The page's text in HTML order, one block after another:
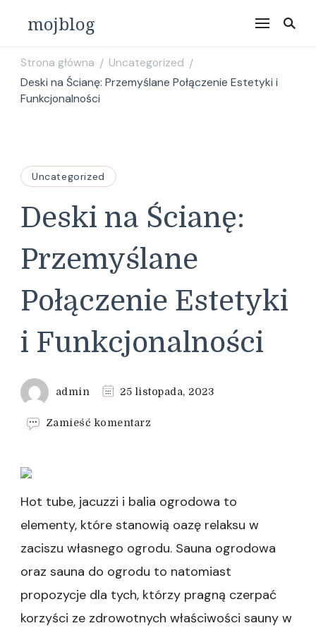
mojblog
Strona główna / Uncategorized /
Deski na Ścianę: Przemyślane Połączenie Estetyki i
Funkcjonalności
Uncategorized
Deski na Ścianę:
Przemyślane
Połączenie Estetyki
i Funkcjonalności
admin 25 listopada, 2023
Zamieść komentarz
Przemyślane
Połączenie
Estetyki
Funkcjonalności
Hot tube, jacuzzi i balia ogrodowa to
elementy, które stanowią oazę relaksu w
zaciszu własnego ogrodu. Sauna ogrodowa
oraz sauna do ogrodu to natomiast
propozycje dla tych, którzy pragną czerpać
korzyści ze zdrowotnych właściwości sauny w